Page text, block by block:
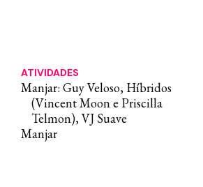
ATIVIDADES
Manjar: Guy Veloso, Híbridos
(Vincent Moon e Priscilla
Telmon), VJ Suave
Manjar